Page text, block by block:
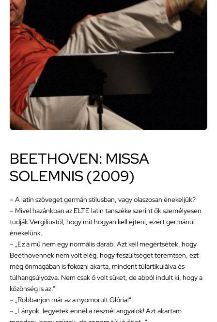
BEETHOVEN: MISSA
SOLEMNIS (2009)
– A latin szöveget germán stílusban, vagy olaszosan énekeljük?
– Mivel hazánkban az ELTE latin tanszéke szerint ők személyesen
tudják Vergiliustól, hogy mit hogyan kell ejteni, ezért germánul
énekelünk.
– „Ez a mű nem egy normális darab. Azt kell megértsétek, hogy
Beethovennek nem volt elég, hogy feszültséget teremtsen, ezt
még önmagában is fokozni akarta, mindent túlartikulálva és
túlhangsúlyozva. Nem csak ő volt süket, de abból indult ki, hogy a
közönség is az.”
– „Robbanjon már az a nyomorult Glória!”
– „Lányok, legyetek ennél a résznél angyalok! Azt akartam